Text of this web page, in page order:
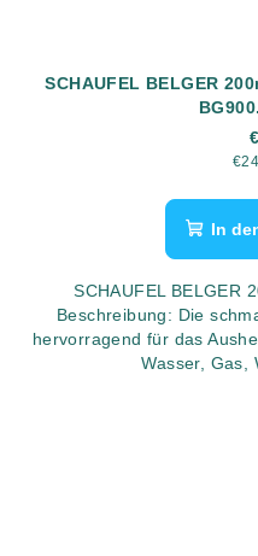
SCHAUFEL BELGER
In
SCHAUFEL BELGER
Beschreibung: Die
hervorragend für das
Wasser, Gas,